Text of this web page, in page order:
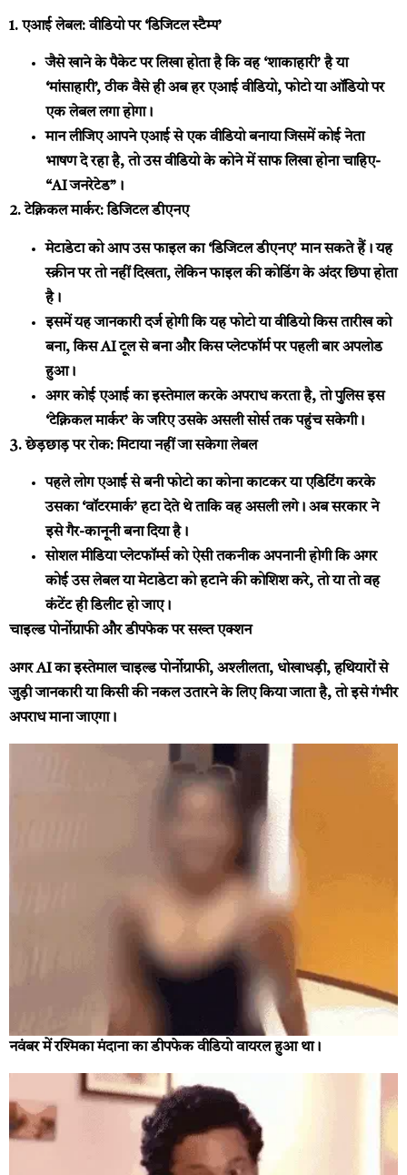
1. एआई लेबल: वीडियो पर ‘डिजिटल स्टैम्प’
जैसे खाने के पैकेट पर लिखा होता है कि वह ‘शाकाहारी’ है या
‘मांसाहारी’, ठीक वैसे ही अब हर एआई वीडियो, फोटो या ऑडियो पर
एक लेबल लगा होगा।
मान लीजिए आपने एआई से एक वीडियो बनाया जिसमें कोई नेता
भाषण दे रहा है, तो उस वीडियो के कोने में साफ लिखा होना चाहिए-
“AI जनरेटेड”।
2. टेक्निकल मार्कर: डिजिटल डीएनए
मेटाडेटा को आप उस फाइल का ‘डिजिटल डीएनए’ मान सकते हैं। यह
स्क्रीन पर तो नहीं दिखता, लेकिन फाइल की कोडिंग के अंदर छिपा होता
है।
इसमें यह जानकारी दर्ज होगी कि यह फोटो या वीडियो किस तारीख को
बना, किस AI टूल से बना और किस प्लेटफॉर्म पर पहली बार अपलोड
हुआ।
अगर कोई एआई का इस्तेमाल करके अपराध करता है, तो पुलिस इस
‘टेक्निकल मार्कर’ के जरिए उसके असली सोर्स तक पहुंच सकेगी।
3. छेड़छाड़ पर रोक: मिटाया नहीं जा सकेगा लेबल
पहले लोग एआई से बनी फोटो का कोना काटकर या एडिटिंग करके
उसका ‘वॉटरमार्क’ हटा देते थे ताकि वह असली लगे। अब सरकार ने
इसे गैर-कानूनी बना दिया है।
सोशल मीडिया प्लेटफॉर्म्स को ऐसी तकनीक अपनानी होगी कि अगर
कोई उस लेबल या मेटाडेटा को हटाने की कोशिश करे, तो या तो वह
कंटेंट ही डिलीट हो जाए।
चाइल्ड पोर्नोग्राफी और डीपफेक पर सख्त एक्शन
अगर AI का इस्तेमाल चाइल्ड पोर्नोग्राफी, अश्लीलता, धोखाधड़ी, हथियारों से
जुड़ी जानकारी या किसी की नकल उतारने के लिए किया जाता है, तो इसे गंभीर
अपराध माना जाएगा।
नवंबर में रश्मिका मंदाना का डीपफेक वीडियो वायरल हुआ था।